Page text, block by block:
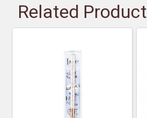
Related Product